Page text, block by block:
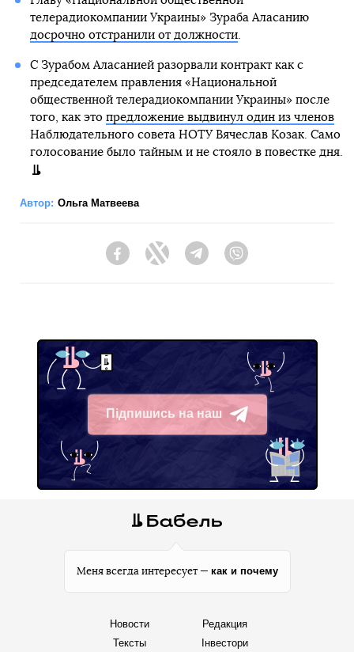
телерадиокомпании Украины» Зураба Аласанию
досрочно отстранили от должности.
С Зурабом Аласанией разорвали контракт как с
председателем правления «Национальной
общественной телерадиокомпании Украины» после
того, как это предложение выдвинул один из членов
Наблюдательного совета НОТУ Вячеслав Козак. Само
голосование было тайным и не стояло в повестке дня.
Автор: Ольга Матвеева
FacebookTwitter Telegram
Підпишись на наш
Telegram
Меня всегда интересует — как и почему
Новости
Тексты
Редакция
Інвестори